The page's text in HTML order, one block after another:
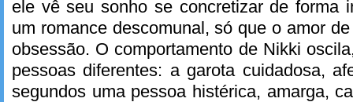
ele vê seu sonho se concretizar de forma
um romance descomunal, só que o amor
obsessão. O comportamento de Nikki
pessoas diferentes: a garota cuidadosa,
segundos uma pessoa histérica, amarga,